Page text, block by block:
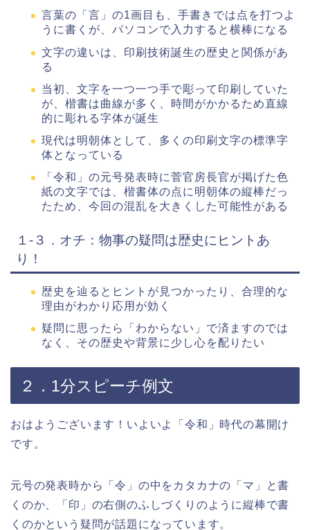
言葉の「言」の1画目も、手書きでは点を打つよ
うに書くが、パソコンで入力すると横棒になる
文字の違いは、印刷技術誕生の歴史と関係があ
る
当初、文字を一つ一つ手で彫って印刷していた
が、楷書は曲線が多く、時間がかかるため直線
的に彫れる字体が誕生
現代は明朝体として、多くの印刷文字の標準字
体となっている
「令和」の元号発表時に菅官房長官が掲げた色
紙の文字では、楷書体の点に明朝体の縦棒だっ
たため、今回の混乱を大きくした可能性がある
１-３．オチ：物事の疑問は歴史にヒントあ
り！
歴史を辿るとヒントが見つかったり、合理的な
理由がわかり応用が効く
疑問に思ったら「わからない」で済ますのでは
なく、その歴史や背景に少し心を配りたい
２．1分スピーチ例文
おはようございます！いよいよ「令和」時代の幕開け
です。
元号の発表時から「令」の中をカタカナの「マ」と書
くのか、「印」の右側のふしづくりのように縦棒で書
くのかという疑問が話題になっています。